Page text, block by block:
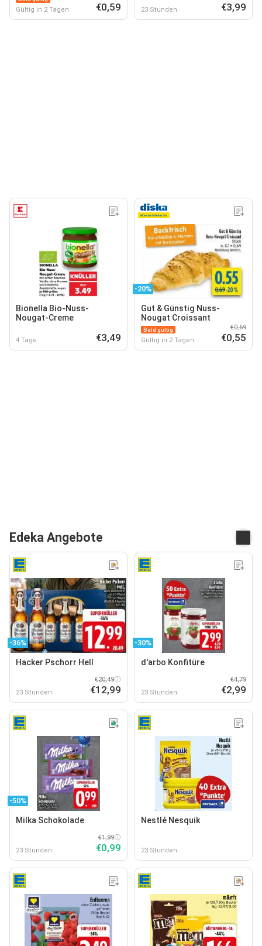
Gültig in 2 Tagen €0,59 23 Stunden €3,99
Bionella Bio-Nuss-
Nougat-Creme
4 Tage €3,49
-20%
Gut & Günstig Nuss-
Nougat Croissant
Bald gültig
Gültig in 2 Tagen
€0,69
€0,55
Edeka Angebote
-36%
Hacker Pschorr Hell
23 Stunden
€20,49
€12,99
-30%
d'arbo Konfitüre
23 Stunden
€4,79
€2,99
-50%
Milka Schokolade
23 Stunden
€1,99
€0,99
Nestlé Nesquik
23 Stunden